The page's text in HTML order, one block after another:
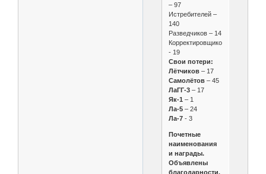
– 97
Истребителей –
140
Разведчиков – 14
Корректировщиков
- 19
Свои потери:
Лётчиков– 17
Самолётов– 45
ЛаГГ-3– 17
Як-1 – 1
Ла-5 – 24
Ла-7- 3
Почетные
наименования
и награды.
Объявлены
благодарности.